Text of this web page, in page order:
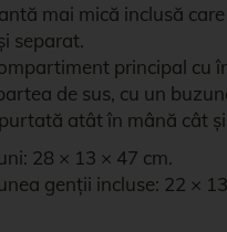
mai mică inclusă
separat.
principal cu
de sus, cu un
atât în mână cât
28 × 13 × 47 cm.
genții incluse: 22 ×